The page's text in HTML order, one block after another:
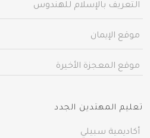
التعريف بالإسلام للهندوس
موقع الإيمان
موقع المعجزة الأخيرة
تعليم المهتدين الجدد
أكاديمية سبيلي